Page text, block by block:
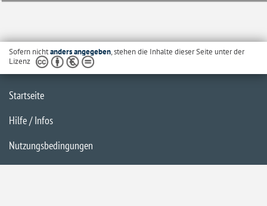
Sofern nichtanders angegeben, stehen die Inhalte dieser Seite unter der
Lizenz
Startseite
Hilfe / Infos
Nutzungsbedingungen